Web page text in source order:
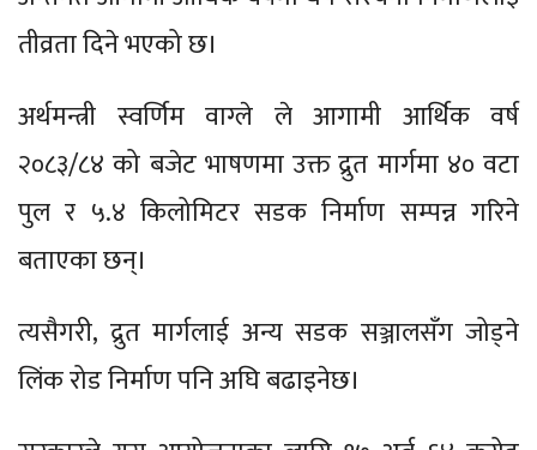
तीव्रता दिने भएको छ।
अर्थमन्त्री स्वर्णिम वाग्ले ले आगामी आर्थिक वर्ष
२०८३/८४ को बजेट भाषणमा उक्त द्रुत मार्गमा ४० वटा
पुल र ५.४ किलोमिटर सडक निर्माण सम्पन्न गरिने
बताएका छन्।
त्यसैगरी, द्रुत मार्गलाई अन्य सडक सञ्जालसँग जोड्ने
लिंक रोड निर्माण पनि अघि बढाइनेछ।